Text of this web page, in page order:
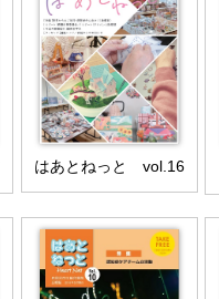
はあとねっと vol.16